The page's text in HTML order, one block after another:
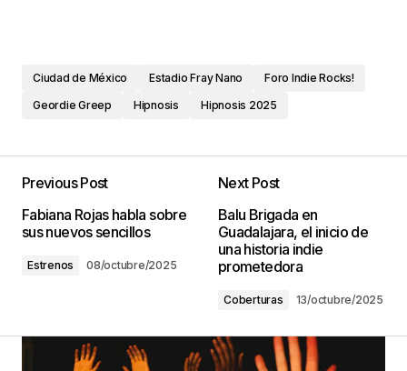
Ciudad de México Estadio Fray Nano
Foro Indie Rocks!
Geordie Greep
Hipnosis Hipnosis 2025
Previous Post
Fabiana Rojas habla sobre
sus nuevos sencillos
Estrenos 08/octubre/2025
Next Post
Balu Brigada en
Guadalajara, el inicio de
una historia indie
prometedora
Coberturas 13/octubre/2025